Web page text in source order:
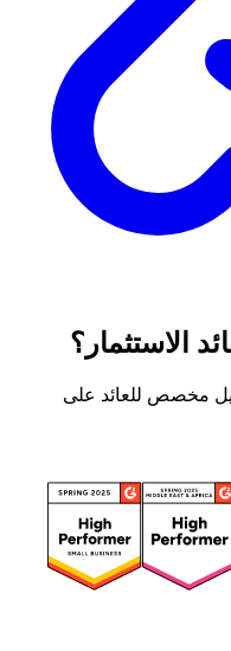
الاستثمار؟
مخصص للعائد على